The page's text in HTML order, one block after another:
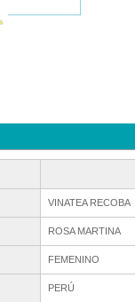
VINATEA RECOBA
ROSA MARTINA
FEMENINO
PERÚ